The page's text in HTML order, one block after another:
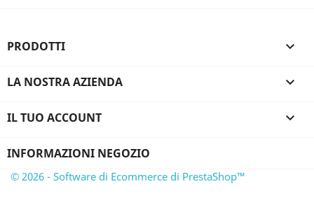
PRODOTTI 
LA NOSTRA AZIENDA 
IL TUO ACCOUNT 
INFORMAZIONI NEGOZIO
© 2026 - Software di Ecommerce di PrestaShop™